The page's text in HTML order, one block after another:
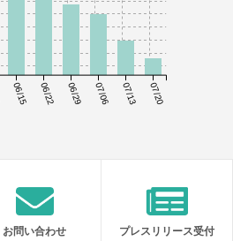
06/15 06/22 06/29 07/06 07/13 07/20
お問い合わせ プレスリリース受付